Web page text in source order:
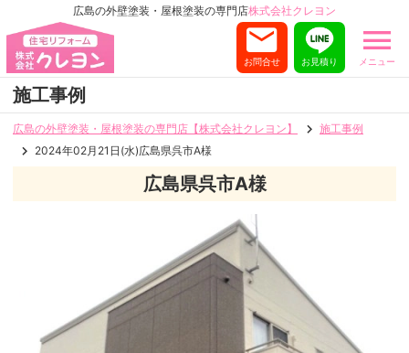
広島の外壁塗装・屋根塗装の専門店株式会社クレヨン
メニュー
お見積り
お問合せ
施工事例
広島の外壁塗装・屋根塗装の専門店【株式会社クレヨン】
施工事例
2024年02月21日(水)広島県呉市A様
広島県呉市A様